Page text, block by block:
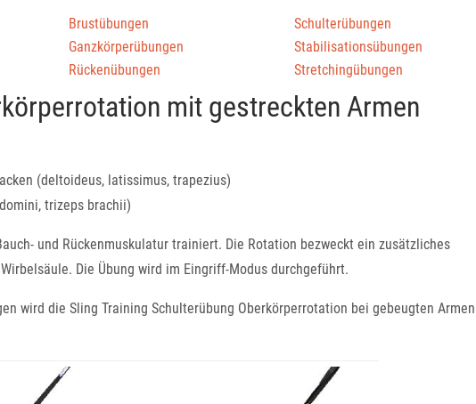
Brustübungen
Ganzkörperübungen
Rückenübungen
Schulterübungen
Stabilisationsübungen
Stretchingübungen
mit gestreckten Armen
(deltoideus, latissimus, trapezius)
trizeps brachii)
und Rückenmuskulatur trainiert. Die Rotation bezweckt ein zusätzliches
Die Übung wird im Eingriff-Modus durchgeführt.
wird die Sling Training Schulterübung Oberkörperrotation bei gebeugten Armen